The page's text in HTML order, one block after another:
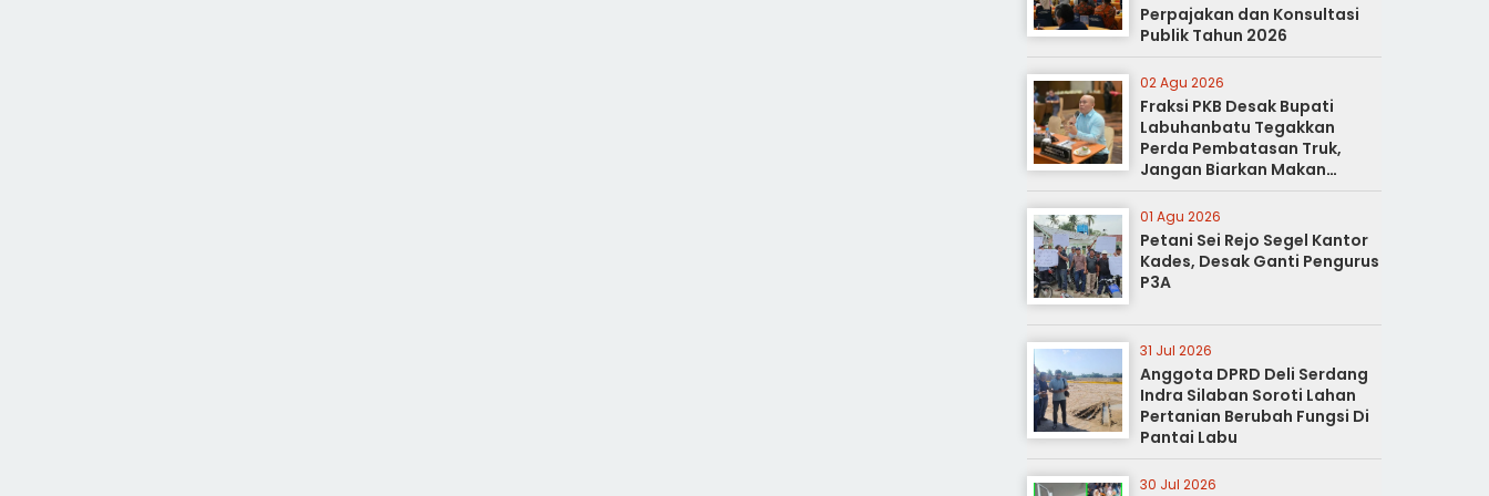
Perpajakan dan Konsultasi
Publik Tahun 2026
02 Agu 2026
Fraksi PKB Desak Bupati
Labuhanbatu Tegakkan
Perda Pembatasan Truk,
Jangan Biarkan Makan
Korban
01 Agu 2026
Petani Sei Rejo Segel Kantor
Kades, Desak Ganti Pengurus
P3A
31 Jul 2026
Anggota DPRD Deli Serdang
Indra Silaban Soroti Lahan
Pertanian Berubah Fungsi Di
Pantai Labu
30 Jul 2026